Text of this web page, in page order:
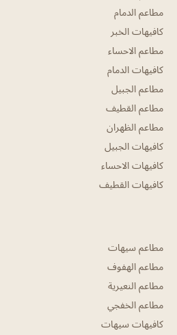
مطاعم الدمام
كافيهات الخبر
مطاعم الاحساء
كافيهات الدمام
مطاعم الجبيل
مطاعم القطيف
مطاعم الظهران
كافيهات الجبيل
كافيهات الاحساء
كافيهات القطيف
مطاعم سيهات
مطاعم الهفوف
مطاعم النعيرية
مطاعم الخفجي
كافيهات سيهات